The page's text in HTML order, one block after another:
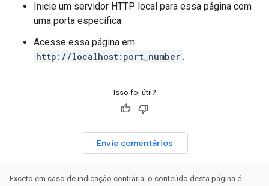
Inicie um servidor HTTP local para essa página com
uma porta específica.
Acesse essa página em
http://localhost:port_number .
Isso foi útil?
Envie comentários
Exceto em caso de indicação contrária, o conteúdo desta página é